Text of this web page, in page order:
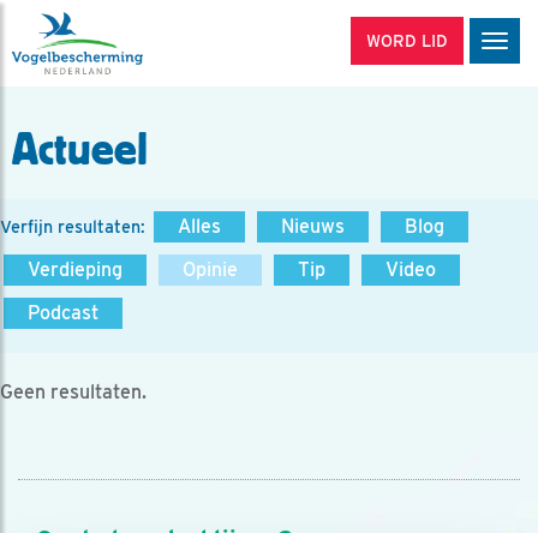
WORD LID
Actueel
Verfijn resultaten: Alles Nieuws
Blog
Verdieping
Opinie Tip
Video
Podcast
Geen resultaten.